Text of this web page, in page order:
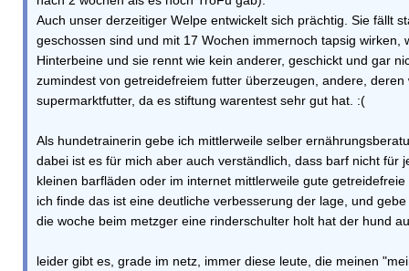
Auch unser derzeitiger Welpe entwickelt sich prächtig. Sie fällt
geschossen sind und mit 17 Wochen immernoch tapsig
Hinterbeine und sie rennt wie kein anderer, geschickt und gar
zumindest von getreidefreiem futter überzeugen, andere,
supermarktfutter, da es stiftung warentest sehr gut hat. :(
Als hundetrainerin gebe ich mittlerweile selber
dabei ist es für mich aber auch verständlich, dass barf nicht
kleinen barfläden oder im internet mittlerweile gute
ich finde das ist eine deutliche verbesserung der lage, und
die woche beim metzger eine rinderschulter holt hat der hund
leider gibt es, grade im netz, immer diese leute, die meinen